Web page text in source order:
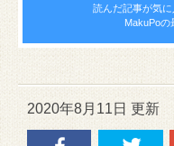
読んだ記事が気に
MakuPoの
2020年8月11日 更新